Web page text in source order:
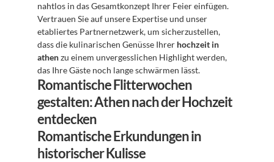
nahtlos in das Gesamtkonzept Ihrer Feier einfügen.
Vertrauen Sie auf unsere Expertise und unser
etabliertes Partnernetzwerk, um sicherzustellen,
dass die kulinarischen Genüsse Ihrer hochzeit in
athen zu einem unvergesslichen Highlight werden,
das Ihre Gäste noch lange schwärmen lässt.
Romantische Flitterwochen
gestalten: Athen nach der Hochzeit
entdecken
Romantische Erkundungen in
historischer Kulisse